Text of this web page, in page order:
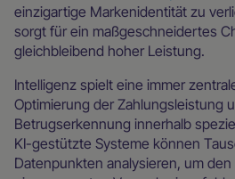
einzigartige Markenidentität zu
sorgt für ein maßgeschneidertes
gleichbleibend hoher Leistung.
Intelligenz spielt eine immer
Optimierung der Zahlungsleistung
Betrugserkennung innerhalb
KI-gestützte Systeme können
Datenpunkten analysieren, um